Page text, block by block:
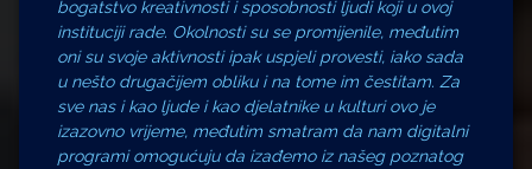
bogatstvo kreativnosti i sposobnosti ljudi koji u ovoj
instituciji rade. Okolnosti su se promijenile, međutim
oni su svoje aktivnosti ipak uspjeli provesti, iako sada
u nešto drugačijem obliku i na tome im čestitam. Za
sve nas i kao ljude i kao djelatnike u kulturi ovo je
izazovno vrijeme, međutim smatram da nam digitalni
programi omogućuju da izađemo iz našeg poznatog